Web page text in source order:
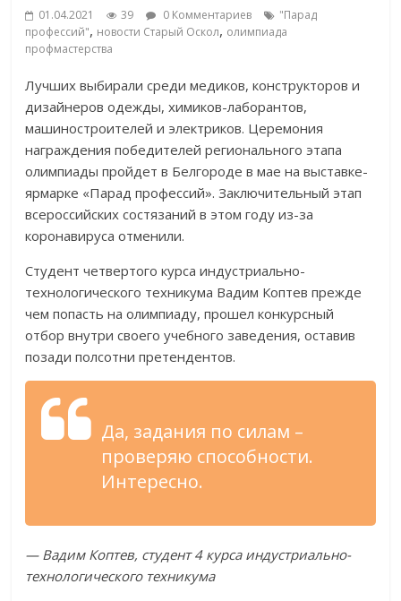
01.04.2021 39 0 Комментариев
"Парад
профессий", новости Старый Оскол, олимпиада
профмастерства
Лучших выбирали среди медиков, конструкторов и
дизайнеров одежды, химиков-лаборантов,
машиностроителей и электриков. Церемония
награждения победителей регионального этапа
олимпиады пройдет в Белгороде в мае на выставке-
ярмарке «Парад профессий». Заключительный этап
всероссийских состязаний в этом году из-за
коронавируса отменили.
Студент четвертого курса индустриально-
технологического техникума Вадим Коптев прежде
чем попасть на олимпиаду, прошел конкурсный
отбор внутри своего учебного заведения, оставив
позади полсотни претендентов.
Да, задания по силам –
проверяю способности.
Интересно.
— Вадим Коптев, студент 4 курса индустриально-
технологического техникума